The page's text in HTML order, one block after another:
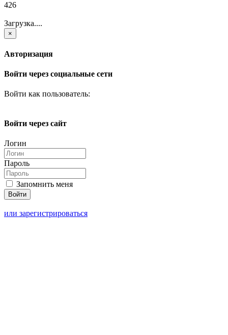
426
Загрузка....
×
Авторизация
Войти через социальные сети
Войти как пользователь:
Войти через сайт
Логин
Пароль
Запомнить меня
или зарегистрироваться